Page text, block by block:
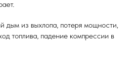
дым из выхлопа, потеря мощности,
топлива, падение компрессии в